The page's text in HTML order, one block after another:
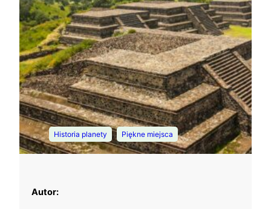
Historia planety , Piękne miejsca
Autor: